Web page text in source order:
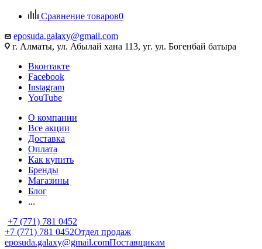
Сравнение товаров0
eposuda.galaxy@gmail.com
г. Алматы, ул. Абылай хана 113, уг. ул. Богенбай батыра
Вконтакте
Facebook
Instagram
YouTube
О компании
Все акции
Доставка
Оплата
Как купить
Бренды
Магазины
Блог
...
+7 (771) 781 0452
+7 (771) 781 0452Отдел продаж
eposuda.galaxy@gmail.comПоставщикам